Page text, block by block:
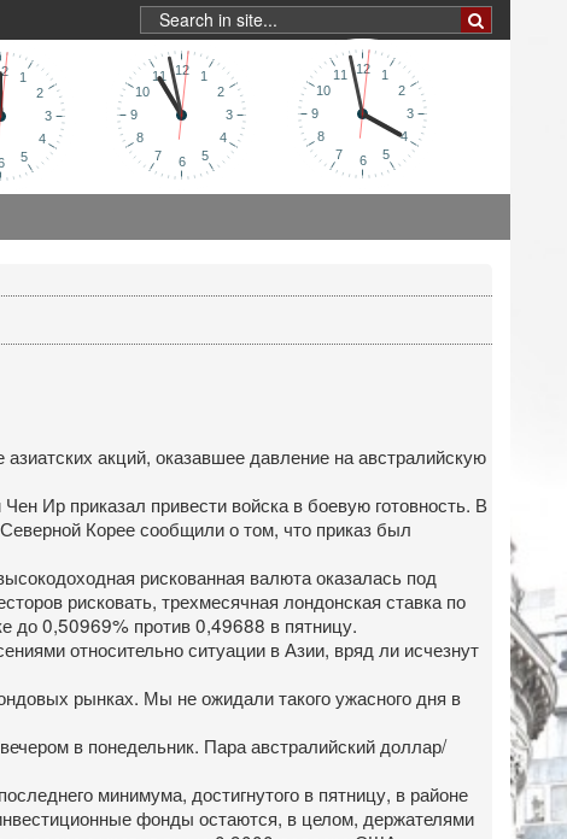
акций, оказавшее давление на австралийскую
Ир приказал привести войска в боевую готовность. В
Корее сообщили о том, что приказ был
рискованная валюта оказалась под
рисковать, трехмесячная лондонская ставка по
до 0,50969% против 0,49688 в пятницу.
относительно ситуации в Азии, вряд ли исчезнут
рынках. Мы не ожидали такого ужасного дня в
в понедельник. Пара австралийский доллар/
минимума, достигнутого в пятницу, в районе
фонды остаются, в целом, держателями